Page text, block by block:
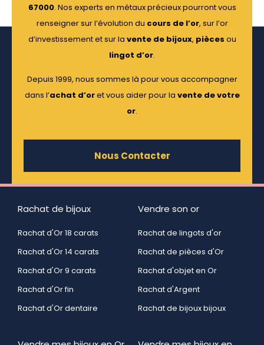
67000. Nos experts en métaux précieux pourront vous
renseigner sur l’évolution du cours de l’or, sur l’or
d’investissement et sur la vente de bijoux, pièces ou
lingot d’or.
Depuis 1999, nous sommes là pour vous accompagner
dans l’achat d’oret vous aider pour la vente de votre
or.
Nous Contacter
Rachat de bijoux
Rachat d'Or 18 carats
Rachat d'Or 14 carats
Rachat d'Or 9 carats
Rachat d'Or fin
Rachat d'Or dentaire
Vendre son or
Rachat de lingots d'or
Rachat de pièces d'Or
Rachat d'objet en Or
Rachat d'Argent
Rachat de bijoux bijoux